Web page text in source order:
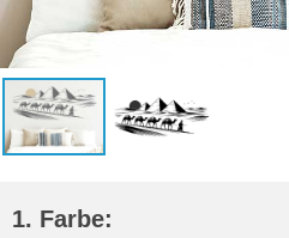
1. Farbe: